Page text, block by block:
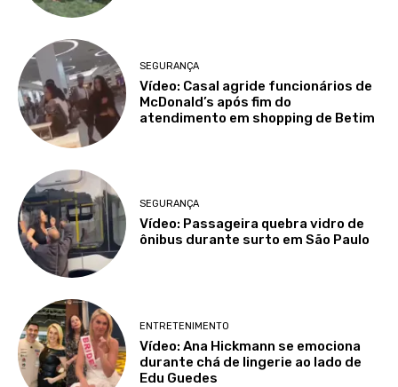
SEGURANÇA
Vídeo: Casal agride funcionários de
McDonald’s após fim do
atendimento em shopping de Betim
SEGURANÇA
Vídeo: Passageira quebra vidro de
ônibus durante surto em São Paulo
ENTRETENIMENTO
Vídeo: Ana Hickmann se emociona
durante chá de lingerie ao lado de
Edu Guedes